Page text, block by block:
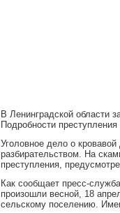
В Ленинградской области
Подробности
Уголовное дело о
разбирательством. На
преступления,
Как сообщает пресс-
произошли весной, 18
сельскому поселению.